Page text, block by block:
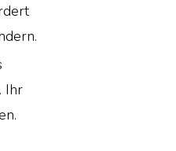
Ihr